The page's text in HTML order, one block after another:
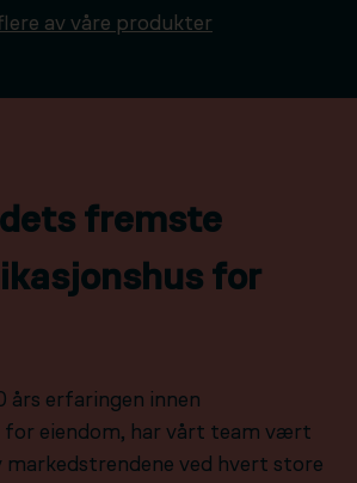
av våre produkter
fremste
for
års erfaringen innen
for eiendom, har vårt team vært
markedstrendene ved hvert store